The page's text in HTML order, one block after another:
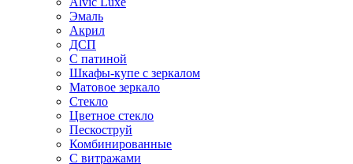
Эмаль
Акрил
ДСП
С патиной
Шкафы-купе с зеркалом
Матовое зеркало
Стекло
Цветное стекло
Пескоструй
Комбинированные
С витражами